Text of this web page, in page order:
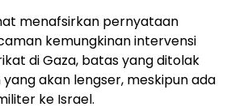
menafsirkan pernyataan
kemungkinan intervensi
di Gaza, batas yang ditolak
yang akan lengser, meskipun ada
ke Israel.